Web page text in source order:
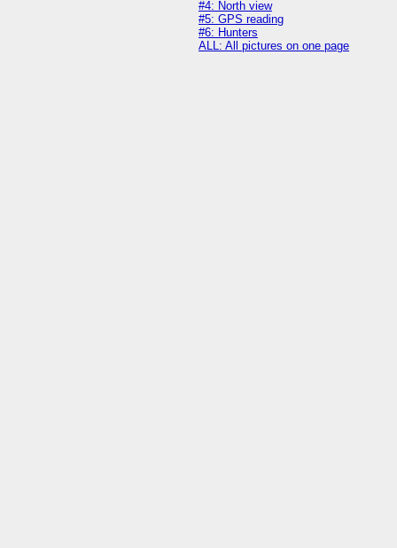
#4: North view
#5: GPS reading
#6: Hunters
ALL: All pictures on one page